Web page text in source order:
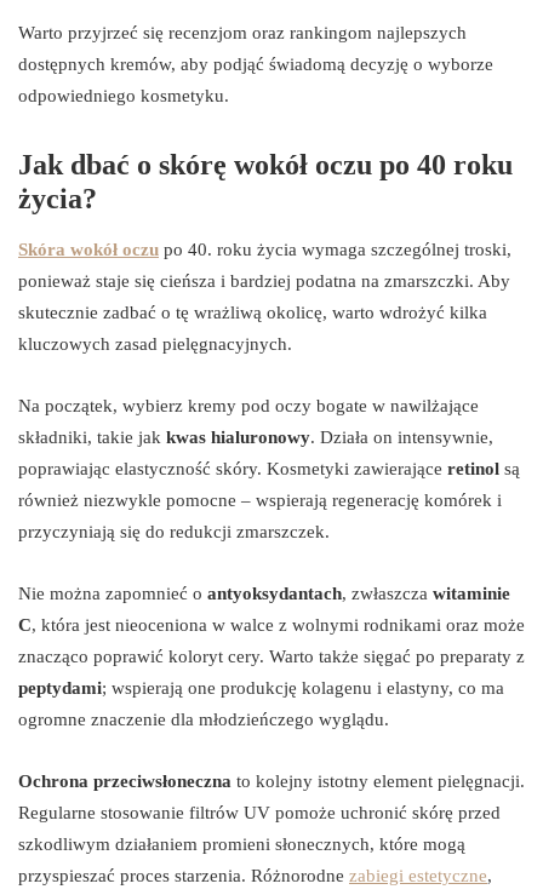
Warto przyjrzeć się recenzjom oraz rankingom najlepszych
dostępnych kremów, aby podjąć świadomą decyzję o wyborze
odpowiedniego kosmetyku.
Jak dbać o skórę wokół oczu po 40 roku
życia?
Skóra wokół oczu po 40. roku życia wymaga szczególnej troski,
ponieważ staje się cieńsza i bardziej podatna na zmarszczki. Aby
skutecznie zadbać o tę wrażliwą okolicę, warto wdrożyć kilka
kluczowych zasad pielęgnacyjnych.
Na początek, wybierz kremy pod oczy bogate w nawilżające
składniki, takie jak kwas hialuronowy. Działa on intensywnie,
poprawiając elastyczność skóry. Kosmetyki zawierające retinol są
również niezwykle pomocne – wspierają regenerację komórek i
przyczyniają się do redukcji zmarszczek.
Nie można zapomnieć o antyoksydantach, zwłaszcza witaminie
C, która jest nieoceniona w walce z wolnymi rodnikami oraz może
znacząco poprawić koloryt cery. Warto także sięgać po preparaty z
peptydami; wspierają one produkcję kolagenu i elastyny, co ma
ogromne znaczenie dla młodzieńczego wyglądu.
Ochrona przeciwsłoneczna to kolejny istotny element pielęgnacji.
Regularne stosowanie filtrów UV pomoże uchronić skórę przed
szkodliwym działaniem promieni słonecznych, które mogą
przyspieszać proces starzenia. Różnorodne zabiegi estetyczne,